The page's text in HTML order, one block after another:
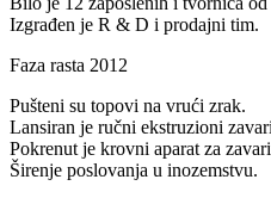
Izgrađen je R & D i prodajni tim.
Faza rasta 2012
Pušteni su topovi na vrući zrak.
Lansiran je ručni ekstruzioni
Pokrenut je krovni aparat za
Širenje poslovanja u inozemstvu.